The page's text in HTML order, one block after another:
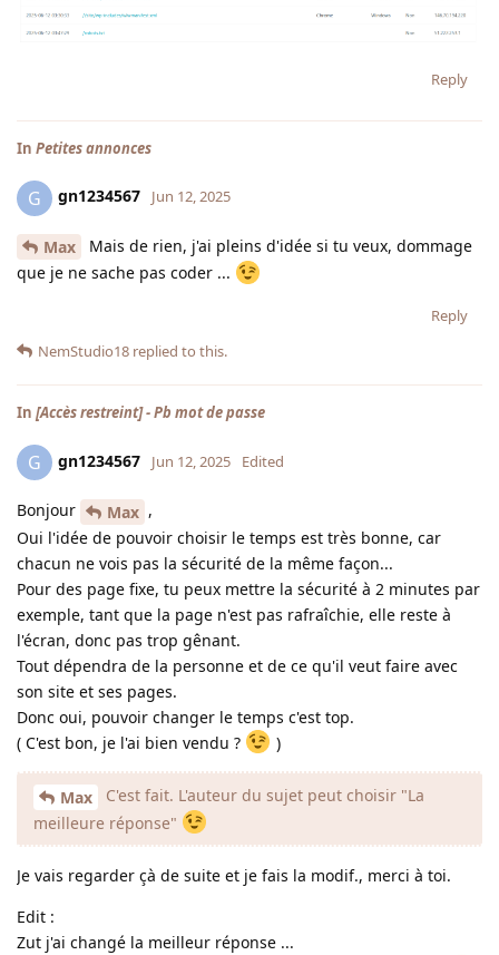
Reply
In Petites annonces
G gn1234567 Jun 12, 2025
Max
Mais de rien, j'ai pleins d'idée si tu veux, dommage
que je ne sache pas coder ...
Reply
NemStudio18 replied to this.
In [Accès restreint] - Pb mot de passe
G gn1234567 Jun 12, 2025 Edited
Bonjour Max ,
Oui l'idée de pouvoir choisir le temps est très bonne, car
chacun ne vois pas la sécurité de la même façon...
Pour des page fixe, tu peux mettre la sécurité à 2 minutes par
exemple, tant que la page n'est pas rafraîchie, elle reste à
l'écran, donc pas trop gênant.
Tout dépendra de la personne et de ce qu'il veut faire avec
son site et ses pages.
Donc oui, pouvoir changer le temps c'est top.
( C'est bon, je l'ai bien vendu ?
)
Max
C'est fait. L'auteur du sujet peut choisir "La
meilleure réponse"
Je vais regarder çà de suite et je fais la modif., merci à toi.
Edit :
Zut j'ai changé la meilleur réponse ...